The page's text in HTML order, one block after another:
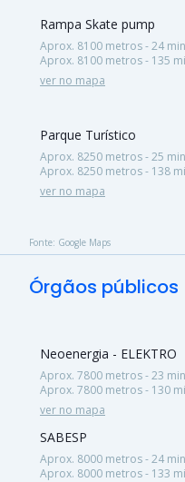
Rampa Skate pump
Aprox. 8100 metros - 24
Aprox. 8100 metros - 135
ver no mapa
Parque Turístico
Aprox. 8250 metros - 25
Aprox. 8250 metros - 138
ver no mapa
Fonte: Google Maps
Órgãos públicos
Neoenergia - ELEKTRO
Aprox. 7800 metros - 23
Aprox. 7800 metros - 130
ver no mapa
SABESP
Aprox. 8000 metros - 24
Aprox. 8000 metros - 133